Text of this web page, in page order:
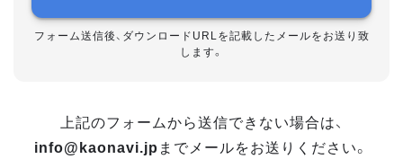
フォーム送信後、ダウンロードURLを記載したメールをお送り致
します。
上記のフォームから送信できない場合は、
info@kaonavi.jp までメールをお送りください。